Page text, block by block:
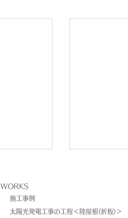
WORKS
施工事例
太陽光発電工事の工程＜陸屋根(折板)＞